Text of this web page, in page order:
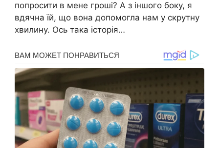
попросити в мене гроші? А з іншого боку, я
вдячна їй, що вона допомогла нам у скрутну
хвилину. Ось така історія…